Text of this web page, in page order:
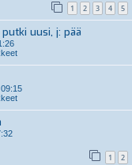
1 2 3 4 5
uusi, j: pää
1 2